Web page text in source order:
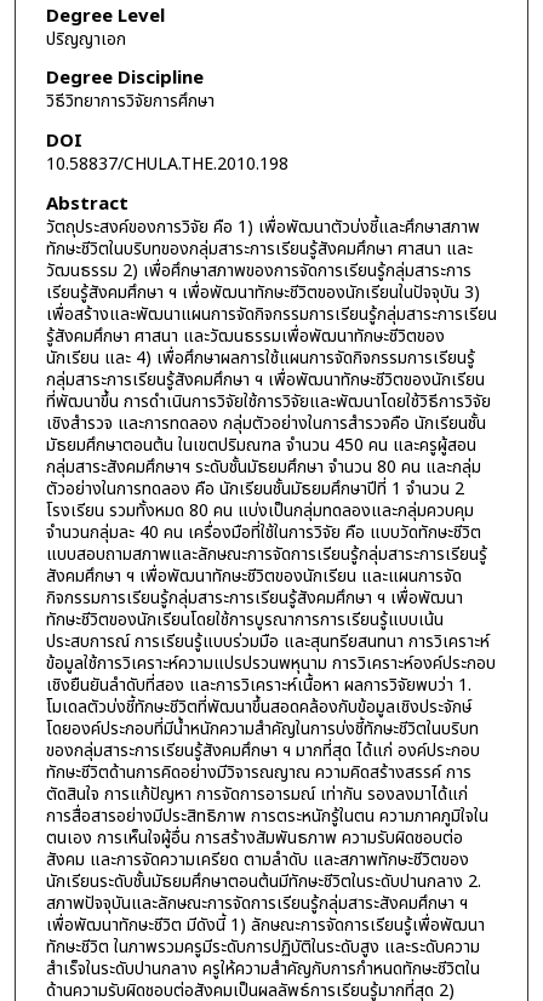
Degree Level
ปริญญาเอก
Degree Discipline
วิธีวิทยาการวิจัยการศึกษา
DOI
10.58837/CHULA.THE.2010.198
Abstract
วัตถุประสงค์ของการวิจัย คือ 1) เพื่อพัฒนาตัวบ่งชี้และศึกษาสภาพ
ทักษะชีวิตในบริบทของกลุ่มสาระการเรียนรู้สังคมศึกษา ศาสนา และ
วัฒนธรรม 2) เพื่อศึกษาสภาพของการจัดการเรียนรู้กลุ่มสาระการ
เรียนรู้สังคมศึกษา ฯ เพื่อพัฒนาทักษะชีวิตของนักเรียนในปัจจุบัน 3)
เพื่อสร้างและพัฒนาแผนการจัดกิจกรรมการเรียนรู้กลุ่มสาระการเรียน
รู้สังคมศึกษา ศาสนา และวัฒนธรรมเพื่อพัฒนาทักษะชีวิตของ
นักเรียน และ 4) เพื่อศึกษาผลการใช้แผนการจัดกิจกรรมการเรียนรู้
กลุ่มสาระการเรียนรู้สังคมศึกษา ฯ เพื่อพัฒนาทักษะชีวิตของนักเรียน
ที่พัฒนาขึ้น การดำเนินการวิจัยใช้การวิจัยและพัฒนาโดยใช้วิธีการวิจัย
เชิงสำรวจ และการทดลอง กลุ่มตัวอย่างในการสำรวจคือ นักเรียนชั้น
มัธยมศึกษาตอนต้น ในเขตปริมณฑล จำนวน 450 คน และครูผู้สอน
กลุ่มสาระสังคมศึกษาฯ ระดับชั้นมัธยมศึกษา จำนวน 80 คน และกลุ่ม
ตัวอย่างในการทดลอง คือ นักเรียนชั้นมัธยมศึกษาปีที่ 1 จำนวน 2
โรงเรียน รวมทั้งหมด 80 คน แบ่งเป็นกลุ่มทดลองและกลุ่มควบคุม
จำนวนกลุ่มละ 40 คน เครื่องมือที่ใช้ในการวิจัย คือ แบบวัดทักษะชีวิต
แบบสอบถามสภาพและลักษณะการจัดการเรียนรู้กลุ่มสาระการเรียนรู้
สังคมศึกษา ฯ เพื่อพัฒนาทักษะชีวิตของนักเรียน และแผนการจัด
กิจกรรมการเรียนรู้กลุ่มสาระการเรียนรู้สังคมศึกษา ฯ เพื่อพัฒนา
ทักษะชีวิตของนักเรียนโดยใช้การบูรณาการการเรียนรู้แบบเน้น
ประสบการณ์ การเรียนรู้แบบร่วมมือ และสุนทรียสนทนา การวิเคราะห์
ข้อมูลใช้การวิเคราะห์ความแปรปรวนพหุนาม การวิเคราะห์องค์ประกอบ
เชิงยืนยันลำดับที่สอง และการวิเคราะห์เนื้อหา ผลการวิจัยพบว่า 1.
โมเดลตัวบ่งชี้ทักษะชีวิตที่พัฒนาขึ้นสอดคล้องกับข้อมูลเชิงประจักษ์
โดยองค์ประกอบที่มีน้ำหนักความสำคัญในการบ่งชี้ทักษะชีวิตในบริบท
ของกลุ่มสาระการเรียนรู้สังคมศึกษา ฯ มากที่สุด ได้แก่ องค์ประกอบ
ทักษะชีวิตด้านการคิดอย่างมีวิจารณญาณ ความคิดสร้างสรรค์ การ
ตัดสินใจ การแก้ปัญหา การจัดการอารมณ์ เท่ากัน รองลงมาได้แก่
การสื่อสารอย่างมีประสิทธิภาพ การตระหนักรู้ในตน ความภาคภูมิใจใน
ตนเอง การเห็นใจผู้อื่น การสร้างสัมพันธภาพ ความรับผิดชอบต่อ
สังคม และการจัดความเครียด ตามลำดับ และสภาพทักษะชีวิตของ
นักเรียนระดับชั้นมัธยมศึกษาตอนต้นมีทักษะชีวิตในระดับปานกลาง 2.
สภาพปัจจุบันและลักษณะการจัดการเรียนรู้กลุ่มสาระสังคมศึกษา ฯ
เพื่อพัฒนาทักษะชีวิต มีดังนี้ 1) ลักษณะการจัดการเรียนรู้เพื่อพัฒนา
ทักษะชีวิต ในภาพรวมครูมีระดับการปฏิบัติในระดับสูง และระดับความ
สำเร็จในระดับปานกลาง ครูให้ความสำคัญกับการกำหนดทักษะชีวิตใน
ด้านความรับผิดชอบต่อสังคมเป็นผลลัพธ์การเรียนรู้มากที่สุด 2)